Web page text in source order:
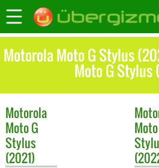
Motorola Moto G Stylus
Moto G Stylus
Motorola
Moto G
Stylus
(2021)